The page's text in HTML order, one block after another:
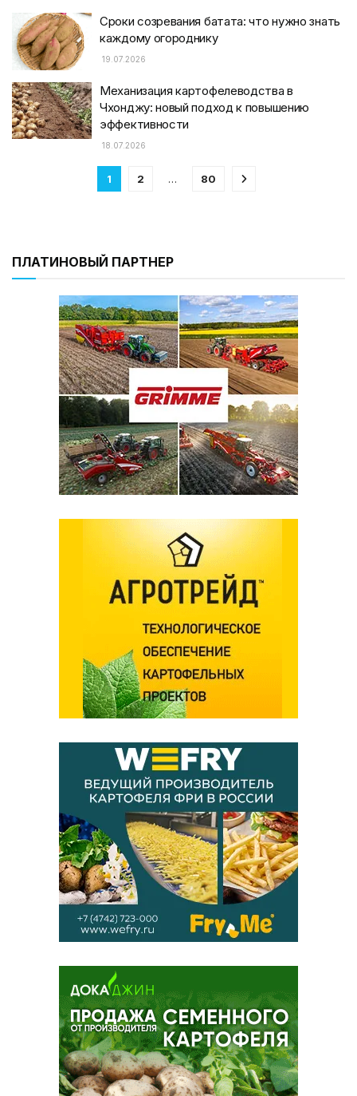
Сроки созревания батата: что нужно знать
каждому огороднику
19.07.2026
Механизация картофелеводства в
Чхонджу: новый подход к повышению
эффективности
18.07.2026
1 2 … 80
ПЛАТИНОВЫЙ ПАРТНЕР